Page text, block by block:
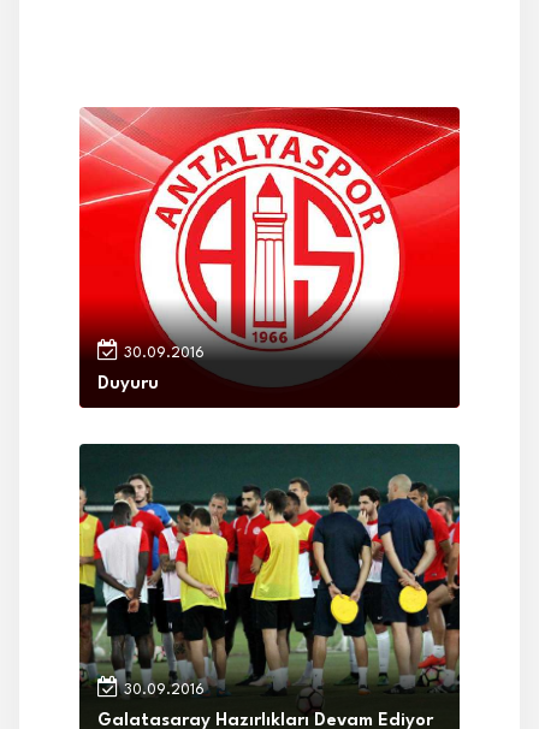
30.09.2016
Duyuru
30.09.2016
Galatasaray Hazırlıkları Devam Ediyor